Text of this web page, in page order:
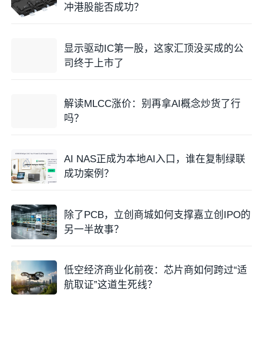
为什么台积电ASP从2022年Q3显著提升呢？笔者认为
技术节点的营收占比变化是主因，由于中芯国际没有公
布2022年技术节点季度营收占比情况，无法展示比
2022年Q3开始，先进制程的收入结构出现明显变化，
16纳米和7纳米的营收占比变少，而5纳米的营收占比
此之前的5个季度，5纳米的营收占比从18%仅提升到
21%。
冲港股能否成功？
显示驱动IC第一股，这家汇顶没买成的公
司终于上市了
解读MLCC涨价：别再拿AI概念炒货了行
吗？
AI NAS正成为本地AI入口，谁在复制绿联
成功案例？
除了PCB，立创商城如何支撑嘉立创IPO的
另一半故事？
低空经济商业化前夜：芯片商如何跨过“适
航取证”这道生死线？